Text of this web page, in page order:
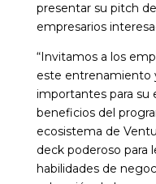
presentar su pitch
empresarios
“Invitamos a los
este entrenamiento
importantes para su
beneficios del
ecosistema de
deck poderoso para
habilidades de